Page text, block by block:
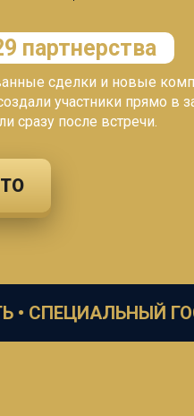
партнерства
сделки и новые
участники прямо в
сразу после встречи.
ГОСТЬ •